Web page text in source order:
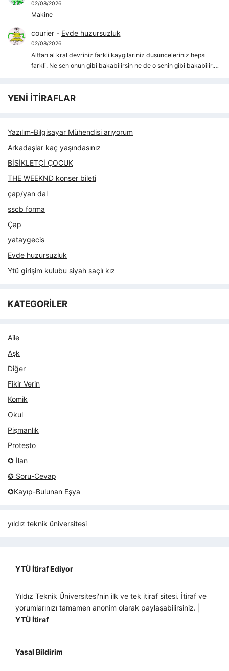
02/08/2026
Makine
courier- Evde huzursuzluk
02/08/2026
Alttan al kral devriniz farkli kaygılarıniz dusunceleriniz hepsi
farkli. Ne sen onun gibi bakabilirsin ne de o senin gibi bakabilir.…
YENİ İTİRAFLAR
Yazılım-Bilgisayar Mühendisi arıyorum
Arkadaşlar kaç yaşındasınız
BİSİKLETÇİ ÇOCUK
THE WEEKND konser bileti
çap/yan dal
sscb forma
Çap
yataygecis
Evde huzursuzluk
Ytü girişim kulubu siyah saçlı kız
KATEGORİLER
Aile
Aşk
Diğer
Fikir Verin
Komik
Okul
Pişmanlık
Protesto
✪ İlan
✪ Soru-Cevap
✪Kayıp-Bulunan Eşya
yıldız teknik üniversitesi
YTÜ İtiraf Ediyor
Yıldız Teknik Üniversitesi'nin ilk ve tek itiraf sitesi. İtiraf ve
yorumlarınızı tamamen anonim olarak paylaşabilirsiniz. |
YTÜ İtiraf
Yasal Bildirim